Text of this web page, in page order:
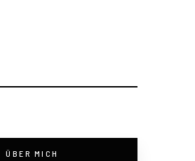
ÜBER MICH